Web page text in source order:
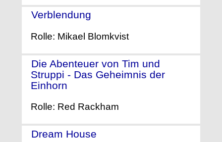
Verblendung
Rolle: Mikael Blomkvist
Die Abenteuer von Tim und
Struppi - Das Geheimnis der
Einhorn
Rolle: Red Rackham
Dream House